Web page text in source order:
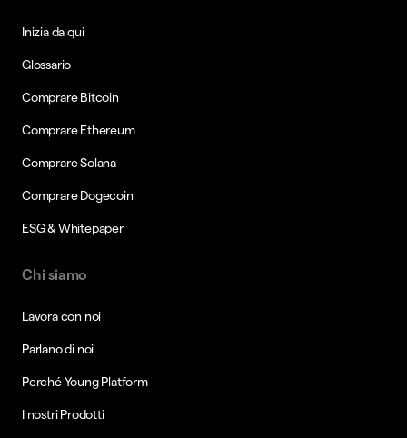
Inizia da qui
Glossario
Comprare Bitcoin
Comprare Ethereum
Comprare Solana
Comprare Dogecoin
ESG & Whitepaper
Chi siamo
Lavora con noi
Parlano di noi
Perché Young Platform
I nostri Prodotti